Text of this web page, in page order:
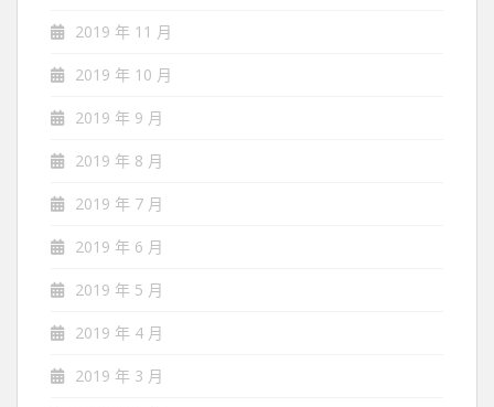
2019 年 11 月
2019 年 10 月
2019 年 9 月
2019 年 8 月
2019 年 7 月
2019 年 6 月
2019 年 5 月
2019 年 4 月
2019 年 3 月